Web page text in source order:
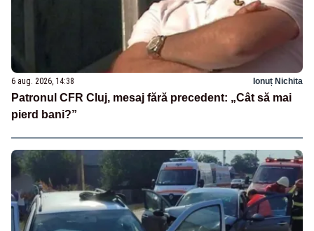
6 aug. 2026, 14:38 Ionuț Nichita
Patronul CFR Cluj, mesaj fără precedent: „Cât să mai
pierd bani?”